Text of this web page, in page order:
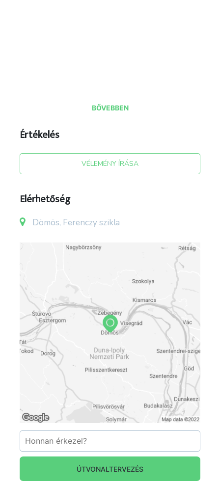
forrás: utazói leírás ; facebook utazói fotók
BŐVEBBEN
Értékelés
VÉLEMÉNY ÍRÁSA
Elérhetőség
Dömös, Ferenczy szikla
ÚTVONALTERVEZÉS